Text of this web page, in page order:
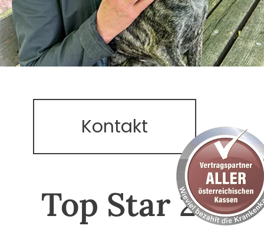
Kontakt
Top Star 24